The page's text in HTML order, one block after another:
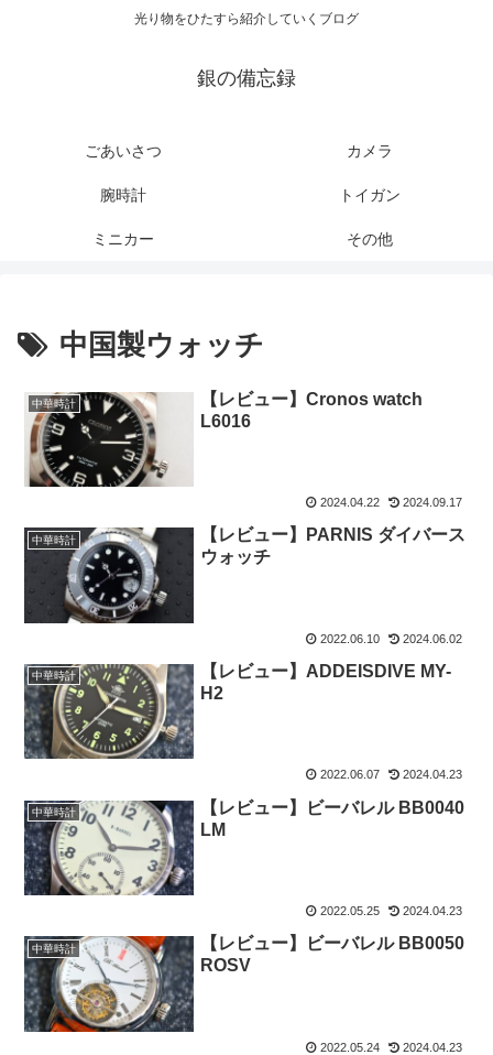
光り物をひたすら紹介していくブログ
銀の備忘録
ごあいさつ カメラ
腕時計 トイガン
ミニカー その他
中国製ウォッチ
中華時計
【レビュー】Cronos watch
L6016
2024.04.22 2024.09.17
中華時計
【レビュー】PARNIS ダイバース
ウォッチ
2022.06.10 2024.06.02
中華時計
【レビュー】ADDEISDIVE MY-
H2
2022.06.07 2024.04.23
中華時計
【レビュー】ビーバレル BB0040
LM
2022.05.25 2024.04.23
中華時計
【レビュー】ビーバレル BB0050
ROSV
2022.05.24 2024.04.23